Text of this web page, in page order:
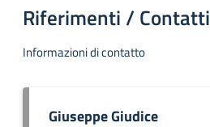
Riferimenti / Contatti
Informazioni di contatto
Giuseppe Giudice